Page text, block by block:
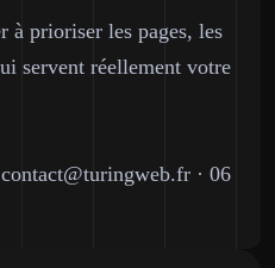
à prioriser les pages, les
servent réellement votre
contact@turingweb.fr · 06